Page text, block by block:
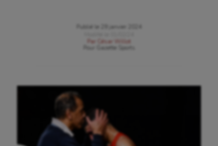
Publié le
29 janvier 2024
Par
César Willot
Gazette Sports